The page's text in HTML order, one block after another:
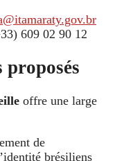
609 02 90 12
proposés
offre une large
de
brésiliens